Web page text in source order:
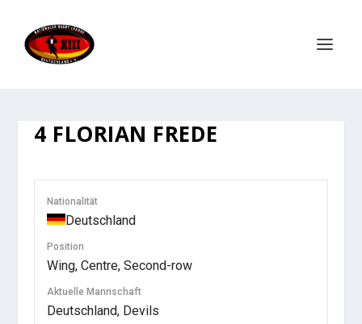
4 FLORIAN FREDE
Nationalität
Deutschland
Position
Wing, Centre, Second-row
Aktuelle Mannschaft
Deutschland, Devils